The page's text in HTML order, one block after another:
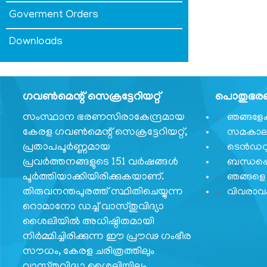
ഞങ്ങളേക്കുറിച്ച്
കാര്യനിർവഹണചട്ടങ്ങൾ
ഓർഡർ
ഓഫ്
പ്രെസിഡൻസ്
പ്രധാന
വ്യക്തികള്‍
സംഘടനാ
ഘടന
Goverment Orders
Downloads
ഗവണ്‍മെന്റ് സെക്രട്ടേറിയറ്റ്
സംസ്ഥാന ഭരണസിരാകേന്ദ്രമായ
കേരള ഗവണ്‍മെന്റ് സെക്രട്ടേറിയറ്റ്,
പ്രതാപപൂര്‍ണ്ണമായ
പ്രവര്‍ത്തനങ്ങളുടെ 151 വര്‍ഷങ്ങള്‍
പൂര്‍ത്തിയാക്കിയിരിക്കുകയാണ്.
തിരുവനന്തപുരത്ത് സ്ഥിതിചെയ്യുന്ന
റൊമാനോ ഡച്ച് വാസ്തുവിദ്യാ
ശൈലിയില്‍ അധിഷ്ഠിതമായി
നിര്‍മ്മിച്ചിരിക്കുന്ന ഈ പ്രൗഢ ഗംഭീര
സൗധം, കേരള ചരിത്രത്തിലും